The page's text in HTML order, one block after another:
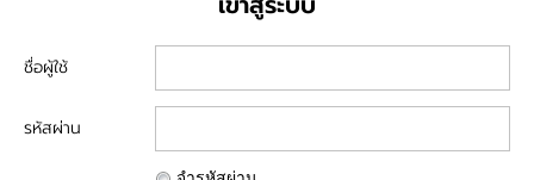
ติดต่อเรา
ขั้นตอนการสั่งซื้อ
ชื่อผู้ใช้
รหัสผ่าน